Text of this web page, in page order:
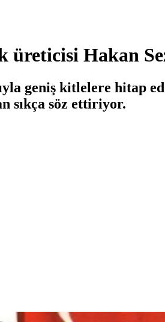
Hakan
geniş kitlelere hitap
sıkça söz ettiriyor.